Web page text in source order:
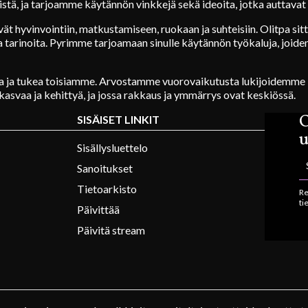
ja tarjoamme käytännön vinkkejä sekä ideoita, jotka auttavat
matkustamiseen, ruokaan ja suhteisiin. Olitpa
Pyrimme tarjoamaan sinulle käytännön työkaluja,
tukea toisiamme. Arvostamme vuorovaikutusta
ja kehittyä, ja jossa rakkaus ja ymmärrys ovat keskiössä.
SISÄISET LINKIT
Sisällysluettelo
Sanoitukset
Tietoarkisto
Päivittää
Päivitä stream